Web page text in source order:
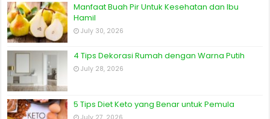
Manfaat Buah Pir Untuk Kesehatan dan Ibu
Hamil
July 30, 2026
4 Tips Dekorasi Rumah dengan Warna Putih
July 28, 2026
5 Tips Diet Keto yang Benar untuk Pemula